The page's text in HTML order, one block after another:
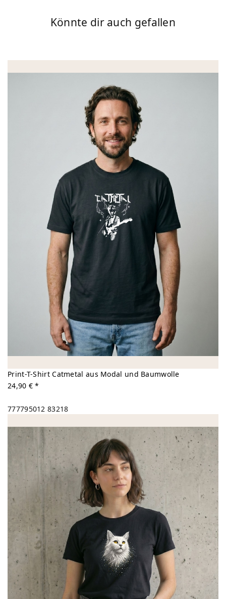
Könnte dir auch gefallen
Print-T-Shirt Catmetal aus Modal und Baumwolle
24,90 € *
777795012 83218